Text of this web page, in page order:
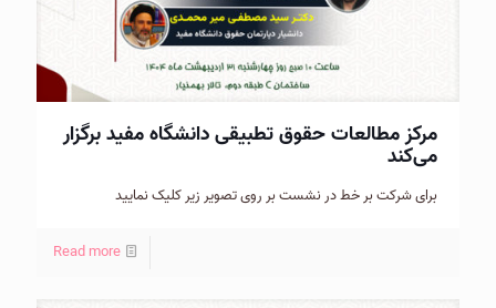
مرکز مطالعات حقوق تطبیقی دانشگاه مفید برگزار
می‌کند
برای شرکت بر خط در نشست بر روی تصویر زیر کلیک نمایید
Read more